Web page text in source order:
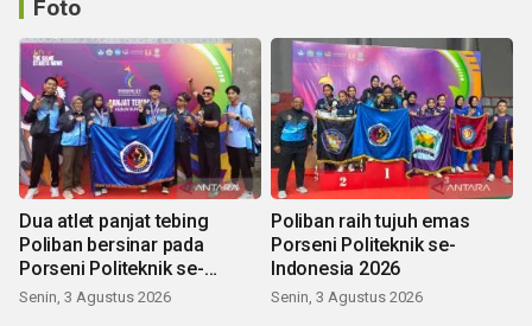
Foto
Dua atlet panjat tebing
Poliban bersinar pada
Porseni Politeknik se-
Indonesia 2026
Senin, 3 Agustus 2026
Poliban raih tujuh emas
Porseni Politeknik se-
Indonesia 2026
Senin, 3 Agustus 2026